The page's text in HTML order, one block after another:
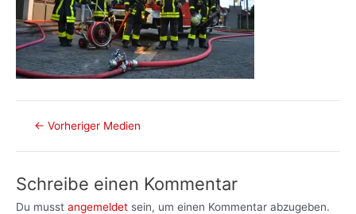
Post← Vorheriger Medien
Schreibe einen Kommentar
Du musst angemeldet sein, um einen Kommentar abzugeben.